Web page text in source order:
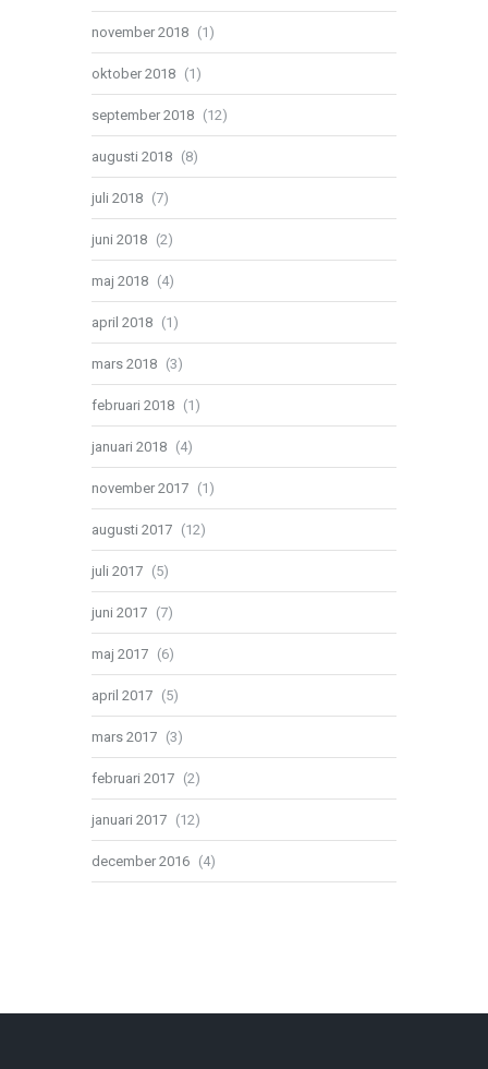
november 2018 (1)
oktober 2018 (1)
september 2018 (12)
augusti 2018 (8)
juli 2018 (7)
juni 2018 (2)
maj 2018 (4)
april 2018 (1)
mars 2018 (3)
februari 2018 (1)
januari 2018 (4)
november 2017 (1)
augusti 2017 (12)
juli 2017 (5)
juni 2017 (7)
maj 2017 (6)
april 2017 (5)
mars 2017 (3)
februari 2017 (2)
januari 2017 (12)
december 2016 (4)